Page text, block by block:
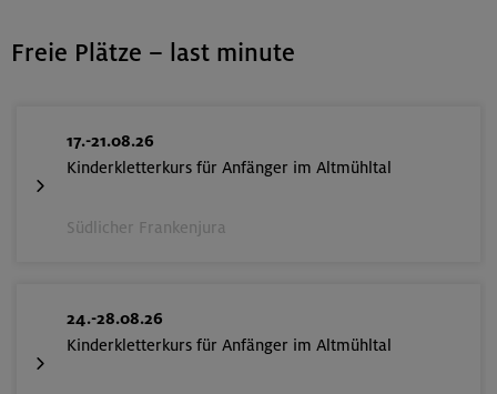
Freie Plätze – last minute
17.-21.08.26
Kinderkletterkurs für Anfänger im Altmühltal
Südlicher Frankenjura
24.-28.08.26
Kinderkletterkurs für Anfänger im Altmühltal